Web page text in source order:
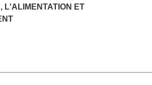
L'ALIMENTATION ET